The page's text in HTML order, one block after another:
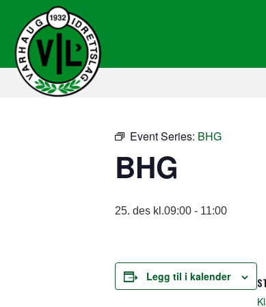
Event Series: BHG
BHG
25. des kl.09:00 - 11:00
Legg til i kalender